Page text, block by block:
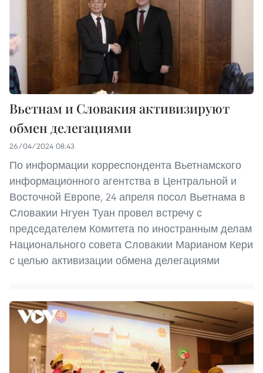
Вьетнам и Словакия активизируют
обмен делегациями
26/04/2024 08:43
По информации корреспондента Вьетнамского
информационного агентства в Центральной и
Восточной Европе, 24 апреля посол Вьетнама в
Словакии Нгуен Туан провел встречу с
председателем Комитета по иностранным делам
Национального совета Словакии Марианом Кери
с целью активизации обмена делегациями